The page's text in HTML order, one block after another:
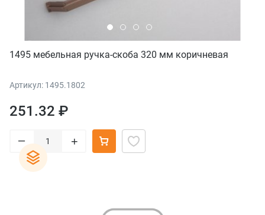
1495 мебельная ручка-скоба 320 мм коричневая
Артикул: 1495.1802
251.32 ₽
– +